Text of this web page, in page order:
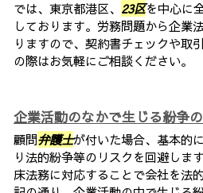
では、東京都港区、 23区を中心に
しております。労務問題から企業
りますので、契約書チェックや取
の際はお気軽にご相談ください。
企業活動のなかで生じる紛争
顧問弁護士が付いた場合、基本的
り法的紛争等のリスクを回避しま
床法務に対応することで会社を法